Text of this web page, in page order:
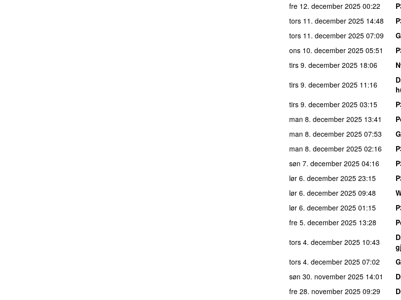
fre 12. december 2025 00:22
tors 11. december 2025 14:48
tors 11. december 2025 07:09
ons 10. december 2025 05:51
tirs 9. december 2025 18:06
tirs 9. december 2025 11:16
tirs 9. december 2025 03:15
man 8. december 2025 13:41
man 8. december 2025 07:53
man 8. december 2025 02:16
søn 7. december 2025 04:16
lør 6. december 2025 23:15
lør 6. december 2025 09:48
lør 6. december 2025 01:15
fre 5. december 2025 13:28
tors 4. december 2025 10:43
tors 4. december 2025 07:02
søn 30. november 2025 14:01
fre 28. november 2025 09:29